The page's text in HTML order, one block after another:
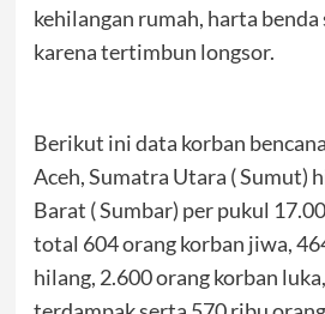
kehilangan rumah, harta
karena tertimbun longsor.
Berikut ini data korban
Aceh, Sumatra Utara ( Sumut)
Barat ( Sumbar) per pukul
total 604 orang korban jiwa,
hilang, 2.600 orang korban